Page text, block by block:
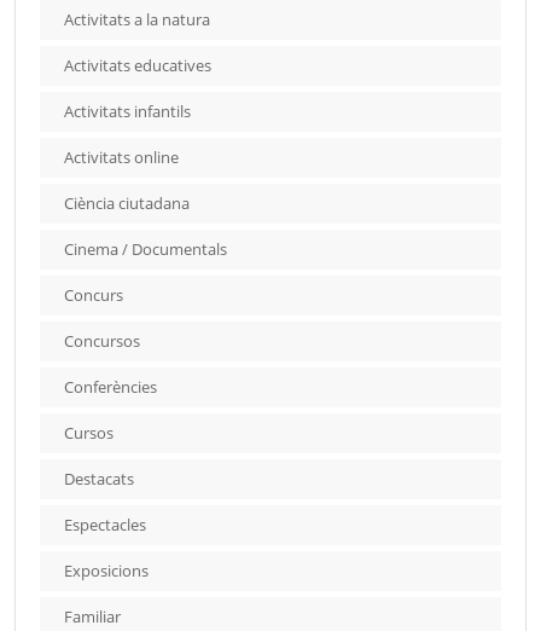
Activitats a la natura
Activitats educatives
Activitats infantils
Activitats online
Ciència ciutadana
Cinema / Documentals
Concurs
Concursos
Conferències
Cursos
Destacats
Espectacles
Exposicions
Familiar